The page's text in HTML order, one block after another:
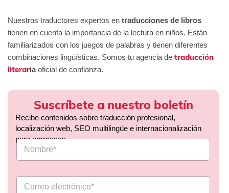
Nuestros traductores expertos en traducciones de libros
tienen en cuenta la importancia de la lectura en niños. Están
familiarizados con los juegos de palabras y tienen diferentes
combinaciones lingüísticas. Somos tu agencia de traducción
literariaoficial de confianza.
Suscríbete a nuestro boletín
Recibe contenidos sobre traducción profesional,
localización web, SEO multilingüe e internacionalización
para empresas.